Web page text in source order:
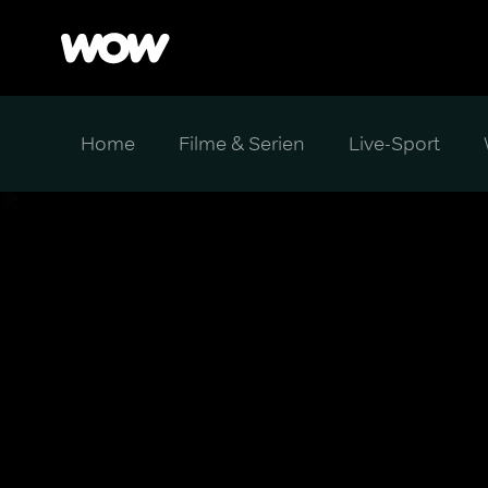
Home Filme & Serien Live-Sport